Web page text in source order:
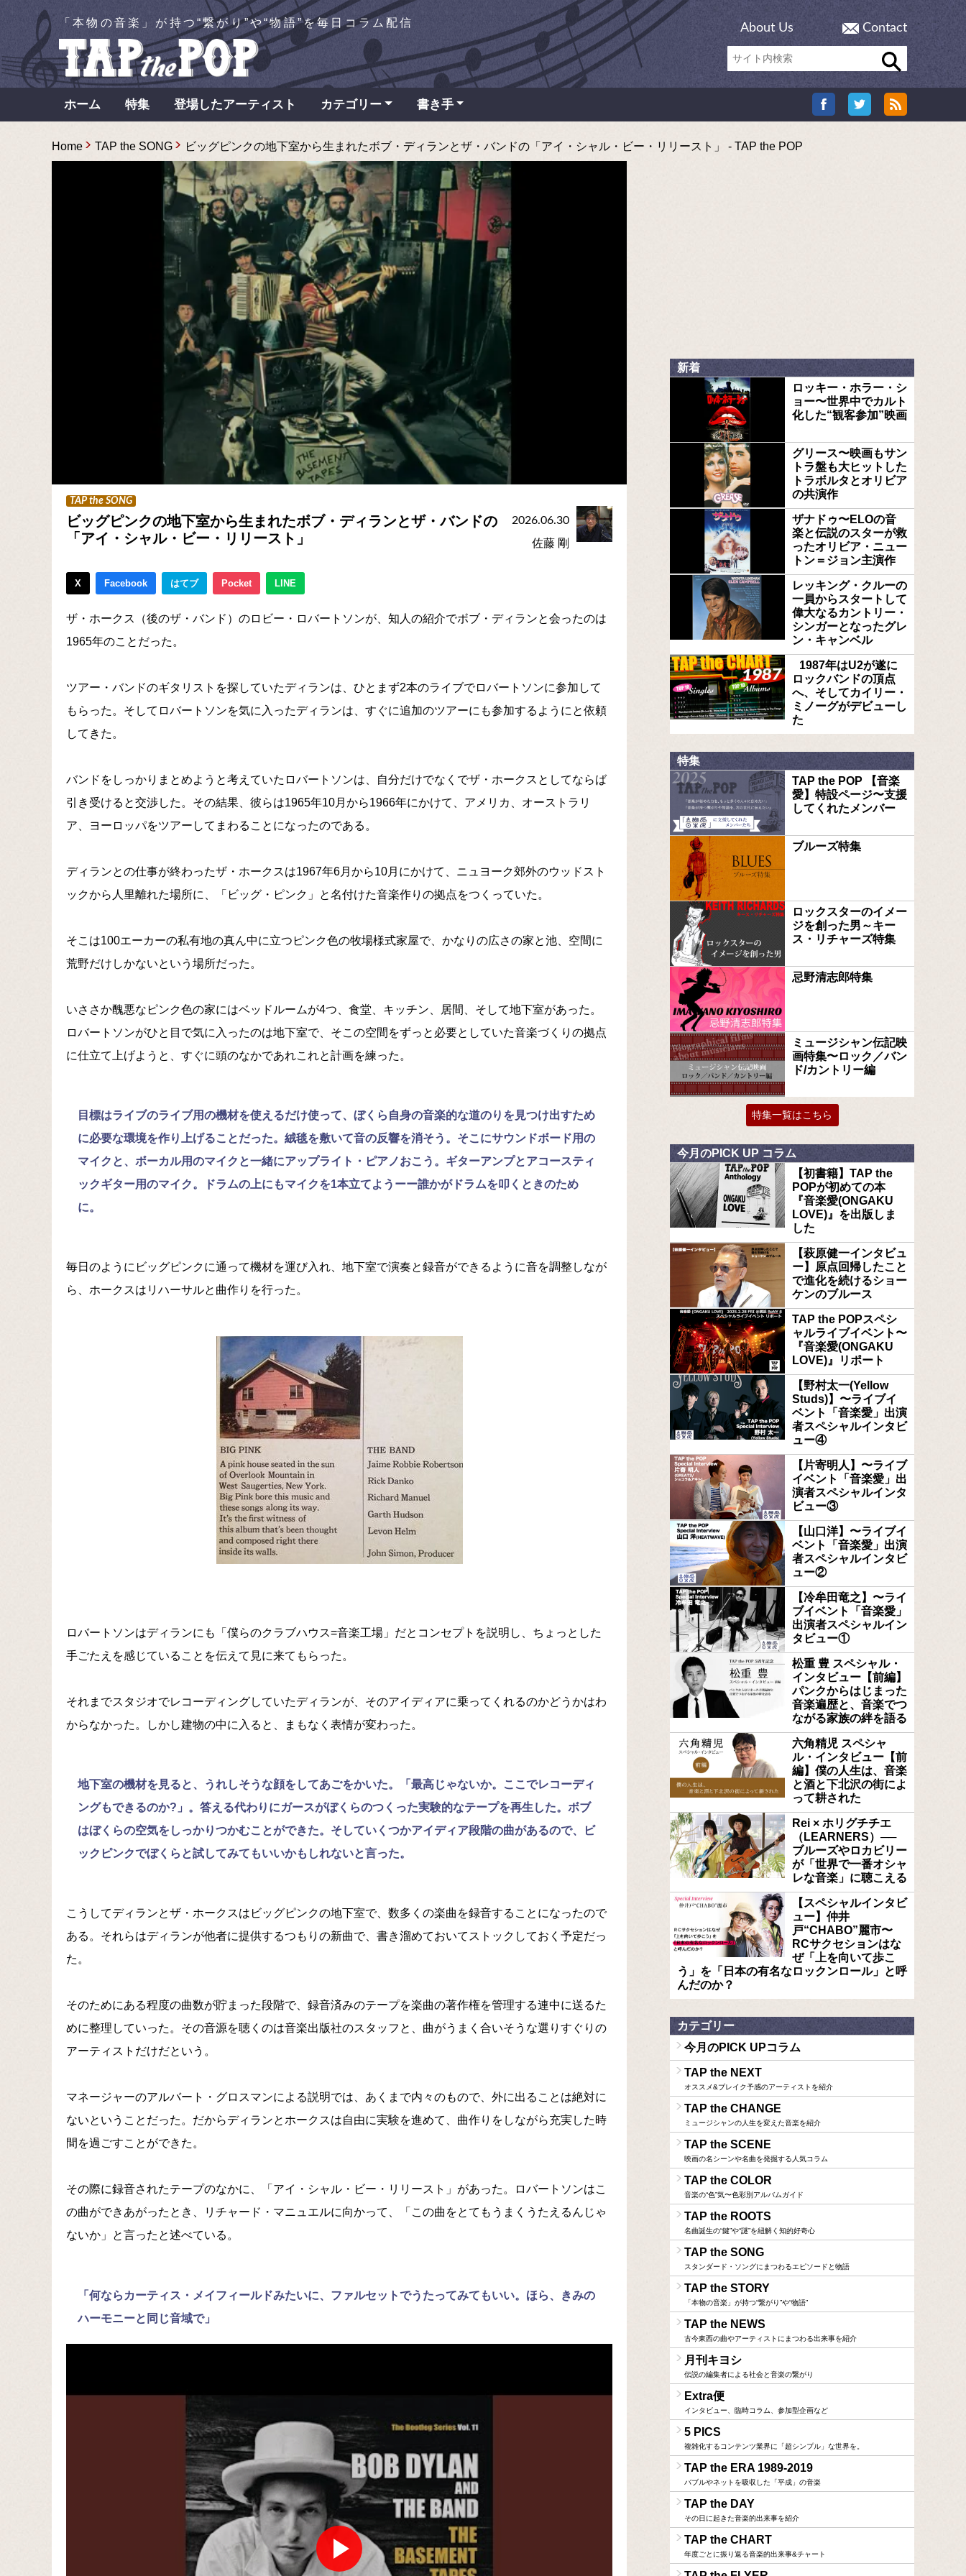
「本物の音楽」が持つ“繋がり”や“物語”を毎日コラム配信 About Us Contact
ホーム 特集 登場したアーティスト カテゴリー 書き手
Home TAP the SONG ビッグピンクの地下室から生まれたボブ・ディランとザ・バンドの「アイ・シャル・ビー・リリースト」 - TAP the POP
TAP the SONG
ビッグピンクの地下室から生まれたボブ・ディランとザ・バンドの
「アイ・シャル・ビー・リリースト」
2026.06.30
佐藤 剛
X Facebook はてブ Pocket LINE
ザ・ホークス（後のザ・バンド）のロビー・ロバートソンが、知人の紹介でボブ・ディランと会ったのは
1965年のことだった。
ツアー・バンドのギタリストを探していたディランは、ひとまず2本のライブでロバートソンに参加して
もらった。そしてロバートソンを気に入ったディランは、すぐに追加のツアーにも参加するようにと依頼
してきた。
バンドをしっかりまとめようと考えていたロバートソンは、自分だけでなくでザ・ホークスとしてならば
引き受けると交渉した。その結果、彼らは1965年10月から1966年にかけて、アメリカ、オーストラリ
ア、ヨーロッパをツアーしてまわることになったのである。
ディランとの仕事が終わったザ・ホークスは1967年6月から10月にかけて、ニュヨーク郊外のウッドスト
ックから人里離れた場所に、「ビッグ・ピンク」と名付けた音楽作りの拠点をつくっていた。
そこは100エーカーの私有地の真ん中に立つピンク色の牧場様式家屋で、かなりの広さの家と池、空間に
荒野だけしかないという場所だった。
いささか醜悪なピンク色の家にはベッドルームが4つ、食堂、キッチン、居間、そして地下室があった。
ロバートソンがひと目で気に入ったのは地下室で、そこの空間をずっと必要としていた音楽づくりの拠点
に仕立て上げようと、すぐに頭のなかであれこれと計画を練った。
目標はライブのライブ用の機材を使えるだけ使って、ぼくら自身の音楽的な道のりを見つけ出すため
に必要な環境を作り上げることだった。絨毯を敷いて音の反響を消そう。そこにサウンドボード用の
マイクと、ボーカル用のマイクと一緒にアップライト・ピアノおこう。ギターアンプとアコースティ
ックギター用のマイク。ドラムの上にもマイクを1本立てようーー誰かがドラムを叩くときのため
に。
毎日のようにビッグピンクに通って機材を運び入れ、地下室で演奏と録音ができるように音を調整しなが
ら、ホークスはリハーサルと曲作りを行った。
ロバートソンはディランにも「僕らのクラブハウス=音楽工場」だとコンセプトを説明し、ちょっとした
手ごたえを感じていることを伝えて見に来てもらった。
それまでスタジオでレコーディングしていたディランが、そのアイディアに乗ってくれるのかどうかはわ
からなかった。しかし建物の中に入ると、まもなく表情が変わった。
地下室の機材を見ると、うれしそうな顔をしてあごをかいた。「最高じゃないか。ここでレコーディ
ングもできるのか?」。答える代わりにガースがぼくらのつくった実験的なテープを再生した。ボブ
はぼくらの空気をしっかりつかむことができた。そしていくつかアイディア段階の曲があるので、ビ
ックピンクでぼくらと試してみてもいいかもしれないと言った。
こうしてディランとザ・ホークスはビッグピンクの地下室で、数多くの楽曲を録音することになったので
ある。それらはディランが他者に提供するつもりの新曲で、書き溜めておいてストックしておく予定だっ
た。
そのためにある程度の曲数が貯まった段階で、録音済みのテープを楽曲の著作権を管理する連中に送るた
めに整理していった。その音源を聴くのは音楽出版社のスタッフと、曲がうまく合いそうな選りすぐりの
アーティストだけだという。
マネージャーのアルバート・グロスマンによる説明では、あくまで内々のもので、外に出ることは絶対に
ないということだった。だからディランとホークスは自由に実験を進めて、曲作りをしながら充実した時
間を過ごすことができた。
その際に録音されたテープのなかに、「アイ・シャル・ビー・リリースト」があった。ロバートソンはこ
の曲ができあがったとき、リチャード・マニュエルに向かって、「この曲をとてもうまくうたえるんじゃ
ないか」と言ったと述べている。
「何ならカーティス・メイフィールドみたいに、ファルセットでうたってみてもいい。ほら、きみの
ハーモニーと同じ音域で」
新着
ロッキー・ホラー・シ
ョー〜世界中でカルト
化した“観客参加”映画
グリース〜映画もサン
トラ盤も大ヒットした
トラボルタとオリビア
の共演作
ザナドゥ〜ELOの音
楽と伝説のスターが救
ったオリビア・ニュー
トン＝ジョン主演作
レッキング・クルーの
一員からスタートして
偉大なるカントリー・
シンガーとなったグレ
ン・キャンベル
1987年はU2が遂に
ロックバンドの頂点
へ、そしてカイリー・
ミノーグがデビューし
た
特集
TAP the POP 【音楽
愛】特設ページ〜支援
してくれたメンバー
ブルーズ特集
ロックスターのイメー
ジを創った男～キー
ス・リチャーズ特集
忌野清志郎特集
ミュージシャン伝記映
画特集〜ロック／バン
ド/カントリー編
特集一覧はこちら
今月のPICK UP コラム
【初書籍】TAP the
POPが初めての本
『音楽愛(ONGAKU
LOVE)』を出版しま
した
【萩原健一インタビュ
ー】原点回帰したこと
で進化を続けるショー
ケンのブルース
TAP the POPスペシ
ャルライブイベント〜
『音楽愛(ONGAKU
LOVE)』リポート
【野村太一(Yellow
Studs)】〜ライブイ
ベント「音楽愛」出演
者スペシャルインタビ
ュー④
【片寄明人】〜ライブ
イベント「音楽愛」出
演者スペシャルインタ
ビュー③
【山口洋】〜ライブイ
ベント「音楽愛」出演
者スペシャルインタビ
ュー②
【冷牟田竜之】〜ライ
ブイベント「音楽愛」
出演者スペシャルイン
タビュー①
松重 豊 スペシャル・
インタビュー【前編】
パンクからはじまった
音楽遍歴と、音楽でつ
ながる家族の絆を語る
六角精児 スペシャ
ル・インタビュー【前
編】僕の人生は、音楽
と酒と下北沢の街によ
って耕された
Rei × ホリグチチエ
（LEARNERS）──
ブルーズやロカビリー
が「世界で一番オシャ
レな音楽」に聴こえる
【スペシャルインタビ
ュー】仲井
戸“CHABO”麗市〜
RCサクセションはな
ぜ「上を向いて歩こ
う」を「日本の有名なロックンロール」と呼
んだのか？
カテゴリー
今月のPICK UPコラム
TAP the NEXT
オススメ&ブレイク予感のアーティストを紹介
TAP the CHANGE
ミュージシャンの人生を変えた音楽を紹介
TAP the SCENE
映画の名シーンや名曲を発掘する人気コラム
TAP the COLOR
音楽の“色”気〜色彩別アルバムガイド
TAP the ROOTS
名曲誕生の“鍵”や“謎”を紐解く知的好奇心
TAP the SONG
スタンダード・ソングにまつわるエピソードと物語
TAP the STORY
「本物の音楽」が持つ“繋がり”や“物語”
TAP the NEWS
古今東西の曲やアーティストにまつわる出来事を紹介
月刊キヨシ
伝説の編集者による社会と音楽の繋がり
Extra便
インタビュー、臨時コラム、参加型企画など
5 PICS
複雑化するコンテンツ業界に「超シンプル」な世界を。
TAP the ERA 1989-2019
バブルやネットを吸収した「平成」の音楽
TAP the DAY
その日に起きた音楽的出来事を紹介
TAP the CHART
年度ごとに振り返る音楽的出来事&チャート